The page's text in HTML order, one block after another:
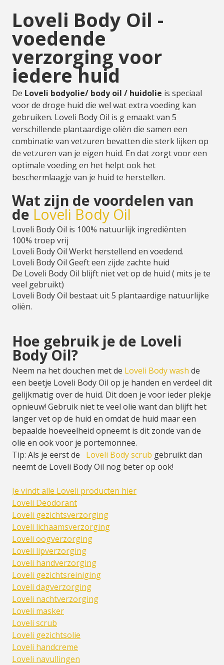
Loveli Body Oil -
voedende
verzorging voor
iedere huid
De Loveli bodyolie/ body oil / huidolie is speciaal
voor de droge huid die wel wat extra voeding kan
gebruiken. Loveli Body Oil is g emaakt van 5
verschillende plantaardige oliën die samen een
combinatie van vetzuren bevatten die sterk lijken op
de vetzuren van je eigen huid. En dat zorgt voor een
optimale voeding en het helpt ook het
beschermlaagje van je huid te herstellen.
Wat zijn de voordelen van
de Loveli Body Oil
Loveli Body Oil is 100% natuurlijk ingrediënten
100% troep vrij
Loveli Body Oil Werkt herstellend en voedend.
Loveli Body Oil Geeft een zijde zachte huid
De Loveli Body Oil blijft niet vet op de huid ( mits je te
veel gebruikt)
Loveli Body Oil bestaat uit 5 plantaardige natuurlijke
oliën.
Hoe gebruik je de Loveli
Body Oil?
Neem na het douchen met de Loveli Body wash de
een beetje Loveli Body Oil op je handen en verdeel dit
gelijkmatig over de huid. Dit doen je voor ieder plekje
opnieuw! Gebruik niet te veel olie want dan blijft het
langer vet op de huid en omdat de huid maar een
bepaalde hoeveelheid opneemt is dit zonde van de
olie en ook voor je portemonnee.
Tip: Als je eerst de
Loveli Body scrub gebruikt dan
neemt de Loveli Body Oil nog beter op ook!
Je vindt alle Loveli producten hier
Loveli Deodorant
Loveli gezichtsverzorging
Loveli lichaamsverzorging
Loveli oogverzorging
Loveli lipverzorging
Loveli handverzorging
Loveli gezichtsreiniging
Loveli dagverzorging
Loveli nachtverzorging
Loveli masker
Loveli scrub
Loveli gezichtsolie
Loveli handcreme
Loveli navullingen